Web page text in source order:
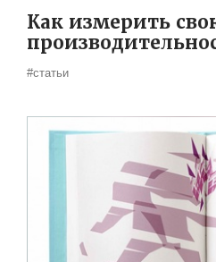
Как измерить
#статьи